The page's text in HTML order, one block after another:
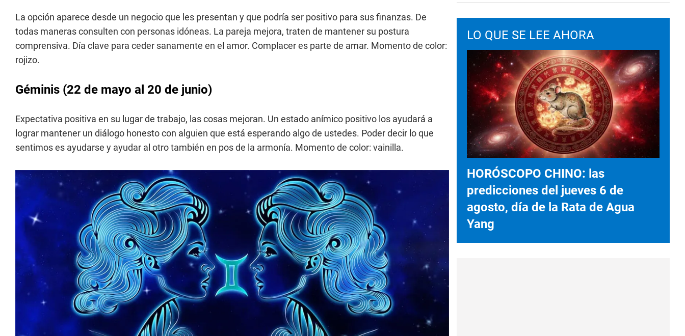
La opción aparece desde un negocio que les presentan y que podría ser positivo para sus finanzas. De
todas maneras consulten con personas idóneas. La pareja mejora, traten de mantener su postura
comprensiva. Día clave para ceder sanamente en el amor. Complacer es parte de amar. Momento de color:
rojizo.
Géminis (22 de mayo al 20 de junio)
Expectativa positiva en su lugar de trabajo, las cosas mejoran. Un estado anímico positivo los ayudará a
lograr mantener un diálogo honesto con alguien que está esperando algo de ustedes. Poder decir lo que
sentimos es ayudarse y ayudar al otro también en pos de la armonía. Momento de color: vainilla.
LO QUE SE LEE AHORA
HORÓSCOPO CHINO: las
predicciones del jueves 6 de
agosto, día de la Rata de Agua
Yang